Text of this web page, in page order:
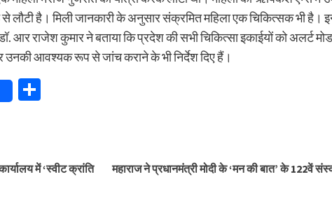
लौटी है। मिली जानकारी के अनुसार संक्रमित महिला एक चिकित्सक भी है।
राजेश कुमार ने बताया कि प्रदेश की सभी चिकित्सा इकाईयों को अलर्ट
उनकी आवश्यक रूप से जांच कराने के भी निर्देश दिए हैं।
में ‘स्वीट क्रांति
महाराज ने प्रधानमंत्री मोदी के ‘मन की बात’ के 122वें